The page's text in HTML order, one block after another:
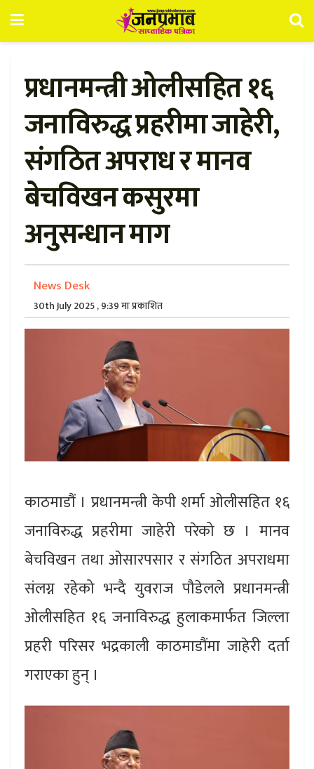
प्रधानमन्त्री ओलीसहित १६
जनाविरुद्ध प्रहरीमा जाहेरी,
संगठित अपराध र मानव
बेचविखन कसुरमा
अनुसन्धान माग
News Desk
30th July 2025 , 9:39 मा प्रकाशित
काठमाडौं । प्रधानमन्त्री केपी शर्मा ओलीसहित १६
जनाविरुद्ध प्रहरीमा जाहेरी परेको छ । मानव
बेचविखन तथा ओसारपसार र संगठित अपराधमा
संलग्न रहेको भन्दै युवराज पौडेलले प्रधानमन्त्री
ओलीसहित १६ जनाविरुद्ध हुलाकमार्फत जिल्ला
प्रहरी परिसर भद्रकाली काठमाडौंमा जाहेरी दर्ता
गराएका हुन् ।